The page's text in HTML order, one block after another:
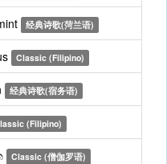
经典诗歌(菏兰语)
Classic (Filipino)
经典诗歌(宿务语)
(Filipino)
Classic (僧伽罗语)